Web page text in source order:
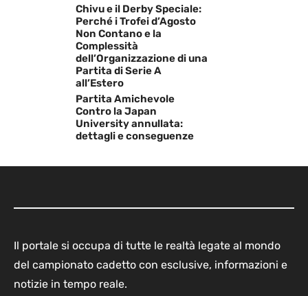
Chivu e il Derby Speciale:
Perché i Trofei d’Agosto
Non Contano e la
Complessità
dell’Organizzazione di una
Partita di Serie A
all’Estero
Partita Amichevole
Contro la Japan
University annullata:
dettagli e conseguenze
Il portale si occupa di tutte le realtà legate al mondo
del campionato cadetto con esclusive, informazioni e
notizie in tempo reale.